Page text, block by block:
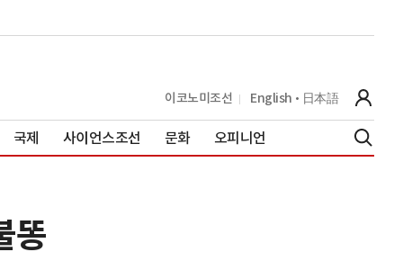
이코노미조선 English 日本語
국제 사이언스조선 문화 오피니언
똥